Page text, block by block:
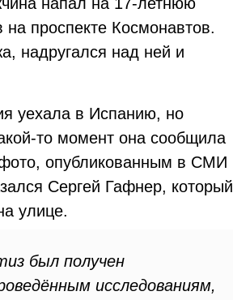
проспекте Космонавтов.
надругался над ней и
уехала в Испанию, но
то момент она сообщила
опубликованным в СМИ
Сергей Гафнер, который
улице.
был получен
исследованиям,